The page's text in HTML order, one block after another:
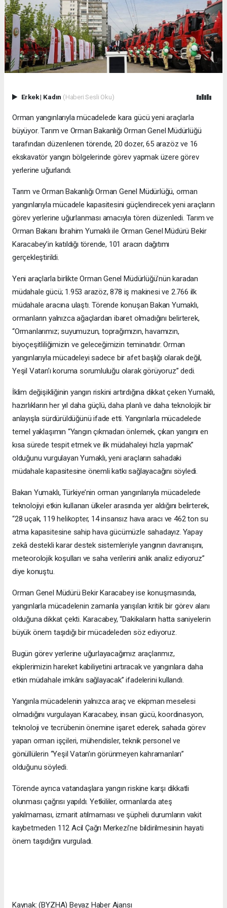
Erkek| Kadın (Haberi Sesli Oku)
Orman yangınlarıyla mücadelede kara gücü yeni araçlarla
büyüyor. Tarım ve Orman Bakanlığı Orman Genel Müdürlüğü
tarafından düzenlenen törende, 20 dozer, 65 arazöz ve 16
ekskavatör yangın bölgelerinde görev yapmak üzere görev
yerlerine uğurlandı.
Tarım ve Orman Bakanlığı Orman Genel Müdürlüğü, orman
yangınlarıyla mücadele kapasitesini güçlendirecek yeni araçların
görev yerlerine uğurlanması amacıyla tören düzenledi. Tarım ve
Orman Bakanı İbrahim Yumaklı ile Orman Genel Müdürü Bekir
Karacabey’in katıldığı törende, 101 aracın dağıtımı
gerçekleştirildi.
Yeni araçlarla birlikte Orman Genel Müdürlüğü’nün karadan
müdahale gücü; 1.953 arazöz, 878 iş makinesi ve 2.766 ilk
müdahale aracına ulaştı. Törende konuşan Bakan Yumaklı,
ormanların yalnızca ağaçlardan ibaret olmadığını belirterek,
“Ormanlarımız; suyumuzun, toprağımızın, havamızın,
biyoçeşitliliğimizin ve geleceğimizin teminatıdır. Orman
yangınlarıyla mücadeleyi sadece bir afet başlığı olarak değil,
Yeşil Vatan’ı koruma sorumluluğu olarak görüyoruz” dedi.
İklim değişikliğinin yangın riskini artırdığına dikkat çeken Yumaklı,
hazırlıkların her yıl daha güçlü, daha planlı ve daha teknolojik bir
anlayışla sürdürüldüğünü ifade etti. Yangınlarla mücadelede
temel yaklaşımın “Yangın çıkmadan önlemek, çıkan yangını en
kısa sürede tespit etmek ve ilk müdahaleyi hızla yapmak”
olduğunu vurgulayan Yumaklı, yeni araçların sahadaki
müdahale kapasitesine önemli katkı sağlayacağını söyledi.
Bakan Yumaklı, Türkiye’nin orman yangınlarıyla mücadelede
teknolojiyi etkin kullanan ülkeler arasında yer aldığını belirterek,
“28 uçak, 119 helikopter, 14 insansız hava aracı ve 462 ton su
atma kapasitesine sahip hava gücümüzle sahadayız. Yapay
zekâ destekli karar destek sistemleriyle yangının davranışını,
meteorolojik koşulları ve saha verilerini anlık analiz ediyoruz”
diye konuştu.
Orman Genel Müdürü Bekir Karacabey ise konuşmasında,
yangınlarla mücadelenin zamanla yarışılan kritik bir görev alanı
olduğuna dikkat çekti. Karacabey, “Dakikaların hatta saniyelerin
büyük önem taşıdığı bir mücadeleden söz ediyoruz.
Bugün görev yerlerine uğurlayacağımız araçlarımız,
ekiplerimizin hareket kabiliyetini artıracak ve yangınlara daha
etkin müdahale imkânı sağlayacak” ifadelerini kullandı.
Yangınla mücadelenin yalnızca araç ve ekipman meselesi
olmadığını vurgulayan Karacabey, insan gücü, koordinasyon,
teknoloji ve tecrübenin önemine işaret ederek, sahada görev
yapan orman işçileri, mühendisler, teknik personel ve
gönüllülerin “Yeşil Vatan’ın görünmeyen kahramanları”
olduğunu söyledi.
Törende ayrıca vatandaşlara yangın riskine karşı dikkatli
olunması çağrısı yapıldı. Yetkililer, ormanlarda ateş
yakılmaması, izmarit atılmaması ve şüpheli durumların vakit
kaybetmeden 112 Acil Çağrı Merkezi’ne bildirilmesinin hayati
önem taşıdığını vurguladı.
Kaynak: (BYZHA) Beyaz Haber Ajansı